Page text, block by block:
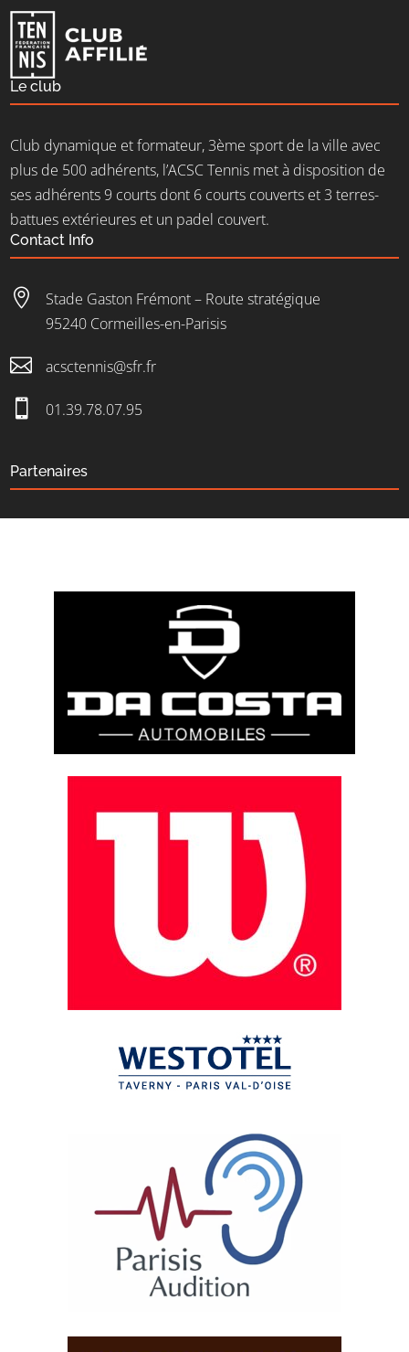
Le club
Club dynamique et formateur, 3ème sport de la ville avec
plus de 500 adhérents, l’ACSC Tennis met à disposition de
ses adhérents 9 courts dont 6 courts couverts et 3 terres-
battues extérieures et un padel couvert.
Contact Info

Stade Gaston Frémont – Route stratégique
95240 Cormeilles-en-Parisis
 acsctennis@sfr.fr
 01.39.78.07.95
Partenaires